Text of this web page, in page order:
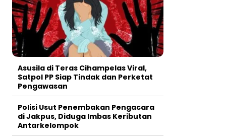
Asusila di Teras Cihampelas Viral,
Satpol PP Siap Tindak dan Perketat
Pengawasan
Polisi Usut Penembakan Pengacara
di Jakpus, Diduga Imbas Keributan
Antarkelompok